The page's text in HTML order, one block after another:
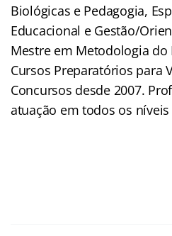
Biológicas e Pedagogia,
Educacional e Gestão/
Mestre em Metodologia do
Cursos Preparatórios para
Concursos desde 2007.
atuação em todos os